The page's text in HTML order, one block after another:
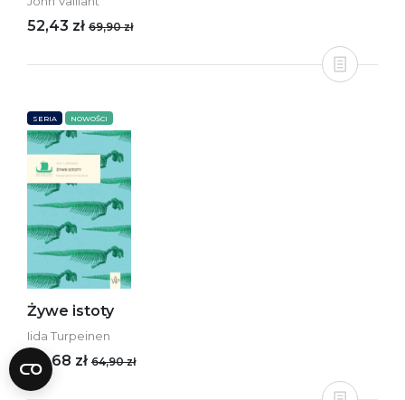
52,43 zł 69,90 zł
SERIA NOWOŚCI
Żywe istoty
Iida Turpeinen
48,68 zł 64,90 zł